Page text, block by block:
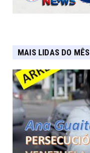
MAIS LIDAS DO MÊS